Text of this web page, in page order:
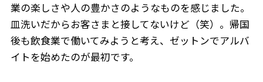
業の楽しさや人の豊かさのようなものを感じました。
皿洗いだからお客さまと接してないけど（笑）。帰国
後も飲食業で働いてみようと考え、ゼットンでアルバ
イトを始めたのが最初です。